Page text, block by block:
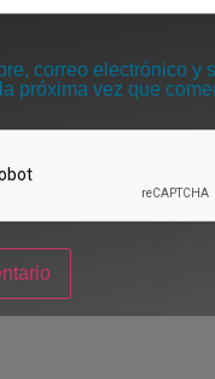
correo electrónico y
próxima vez que